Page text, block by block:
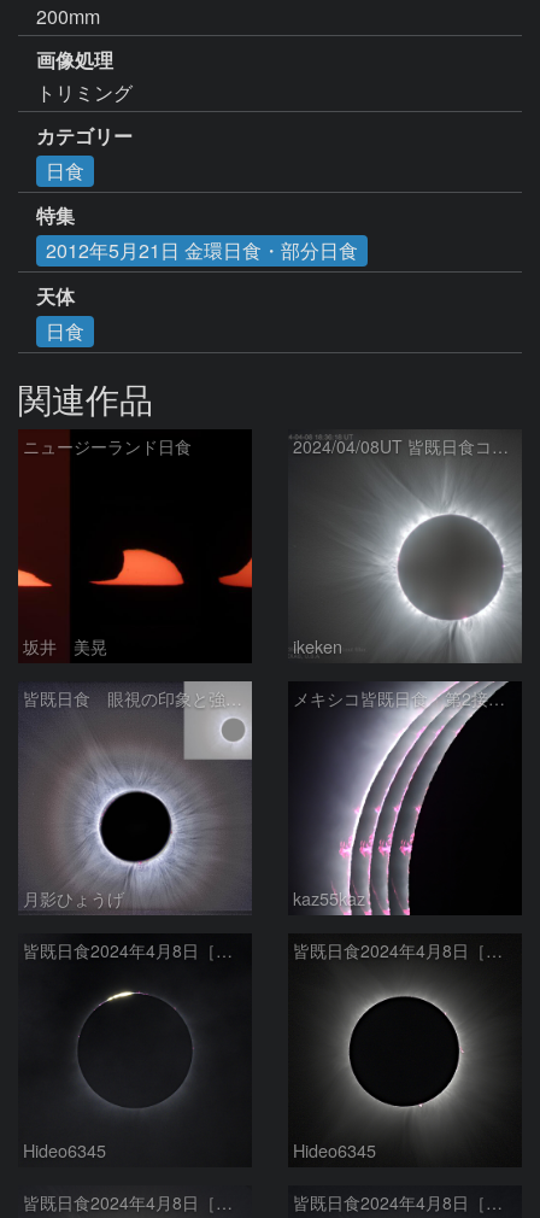
200mm
画像処理
トリミング
カテゴリー
日食
特集
2012年5月21日 金環日食・部分日食
天体
日食
関連作品
ニュージーランド日食
坂井 美晃
2024/04/08UT 皆既日食コロナ(HDR, R-USM)
ikeken
皆既日食 眼視の印象と強調 2024/04/09
月影ひょうげ
メキシコ皆既日食 第2接触時
kaz55kaz
皆既日食2024年4月8日［第２接触時のダイヤモンドリング］
Hideo6345
皆既日食2024年4月8日［内部コロナとプロミネンス］
Hideo6345
皆既日食2024年4月8日［外部コロナ f600mm］ 皆既日食2024年4月8日［外部コロナ f400mm］